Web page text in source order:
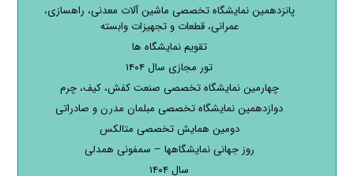
پانزدهمین نمایشگاه تخصصی ماشین آلات معدنی، راهسازی،
عمرانی، قطعات و تجهیزات وابسته
تقویم نمایشگاه ها
تور مجازی سال ۱۴۰۴
چهارمین نمایشگاه تخصصی صنعت کفش، کیف، چرم
دوازدهمین نمایشگاه تخصصی مبلمان مدرن و صادراتی
دومین همایش تخصصی متالکس
روز جهانی نمایشگاهها – سمفونی همدلی
سال ۱۴۰۴